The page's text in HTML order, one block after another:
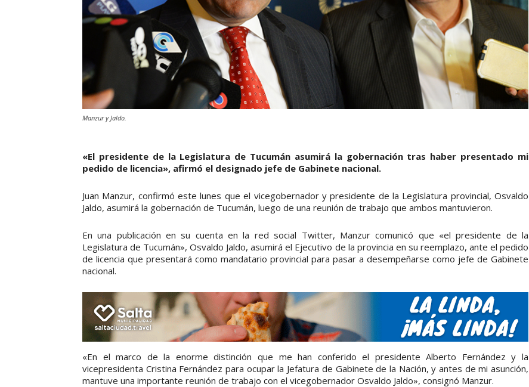
Manzur y Jaldo.
«El presidente de la Legislatura de Tucumán asumirá la gobernación tras haber presentado mi
pedido de licencia», afirmó el designado jefe de Gabinete nacional.
Juan Manzur, confirmó este lunes que el vicegobernador y presidente de la Legislatura provincial, Osvaldo
Jaldo, asumirá la gobernación de Tucumán, luego de una reunión de trabajo que ambos mantuvieron.
En una publicación en su cuenta en la red social Twitter, Manzur comunicó que «el presidente de la
Legislatura de Tucumán», Osvaldo Jaldo, asumirá el Ejecutivo de la provincia en su reemplazo, ante el pedido
de licencia que presentará como mandatario provincial para pasar a desempeñarse como jefe de Gabinete
nacional.
«En el marco de la enorme distinción que me han conferido el presidente Alberto Fernández y la
vicepresidenta Cristina Fernández para ocupar la Jefatura de Gabinete de la Nación, y antes de mi asunción,
mantuve una importante reunión de trabajo con el vicegobernador Osvaldo Jaldo», consignó Manzur.